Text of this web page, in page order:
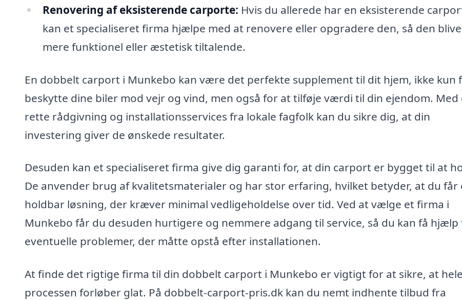
Renovering af eksisterende carporte: Hvis du allerede har en eksisterende
kan et specialiseret firma hjælpe med at renovere eller opgradere den, så den
mere funktionel eller æstetisk tiltalende.
En dobbelt carport i Munkebo kan være det perfekte supplement til dit hjem, ikke kun
beskytte dine biler mod vejr og vind, men også for at tilføje værdi til din ejendom. Med
rette rådgivning og installationsservices fra lokale fagfolk kan du sikre dig, at din
investering giver de ønskede resultater.
Desuden kan et specialiseret firma give dig garanti for, at din carport er bygget til at
De anvender brug af kvalitetsmaterialer og har stor erfaring, hvilket betyder, at du får
holdbar løsning, der kræver minimal vedligeholdelse over tid. Ved at vælge et firma i
Munkebo får du desuden hurtigere og nemmere adgang til service, så du kan få hjælp
eventuelle problemer, der måtte opstå efter installationen.
At finde det rigtige firma til din dobbelt carport i Munkebo er vigtigt for at sikre, at hele
processen forløber glat. På dobbelt-carport-pris.dk kan du nemt indhente tilbud fra